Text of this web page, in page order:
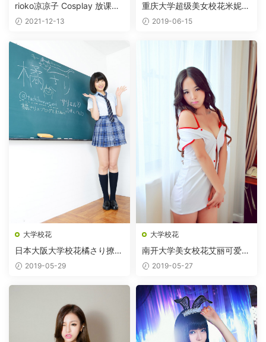
rioko凉凉子 Cosplay 放课后
的学姐
2021-12-13
重庆大学超级美女校花米妮大
萌萌2019-06-15
大学校花
日本大阪大学校花橘さり撩裙
制服2019-05-29
大学校花
南开大学美女校花艾丽可爱护
士装2019-05-27